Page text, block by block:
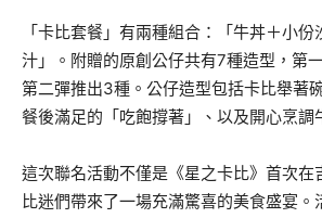
「卡比套餐」有兩種組合：「牛丼＋小
汁」。附贈的原創公仔共有7種造型，第
第二彈推出3種。公仔造型包括卡比舉著
餐後滿足的「吃飽撐著」、以及開心烹調
這次聯名活動不僅是《星之卡比》首次在
比迷們帶來了一場充滿驚喜的美食盛宴。